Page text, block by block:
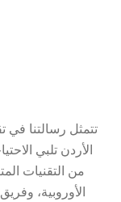
تتمثل رسالتنا في
الأردن تلبي
من التقنيات
الأوروبية،